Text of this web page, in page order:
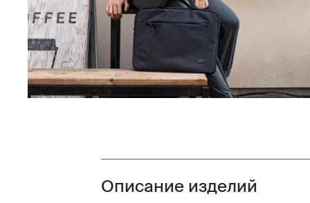
Toggle overview
Описание изделий